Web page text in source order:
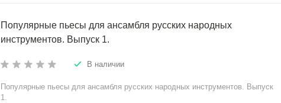
Популярные пьесы для ансамбля русских народных
инструментов. Выпуск 1.
В наличии
Популярные пьесы для ансамбля русских народных инструментов. Выпуск
1.